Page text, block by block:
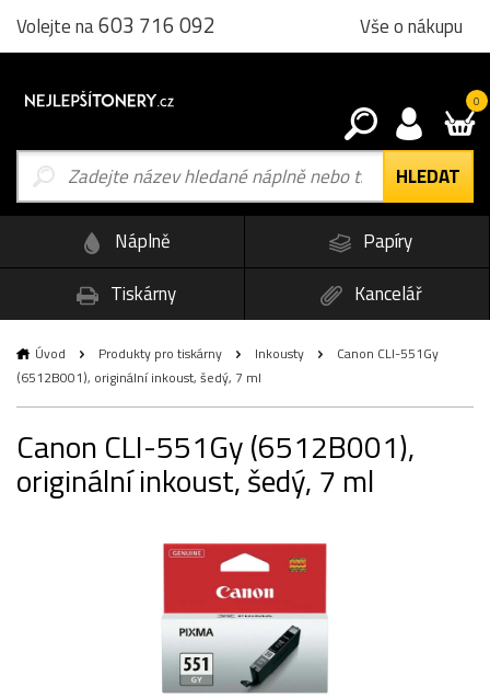
Volejte na603 716 092 Vše o nákupu
0
Náplně
Papíry
Tiskárny
Kancelář
Úvod Produkty pro tiskárny Inkousty
Canon CLI-551Gy
(6512B001), originální inkoust, šedý, 7 ml
Canon CLI-551Gy (6512B001),
originální inkoust, šedý, 7 ml